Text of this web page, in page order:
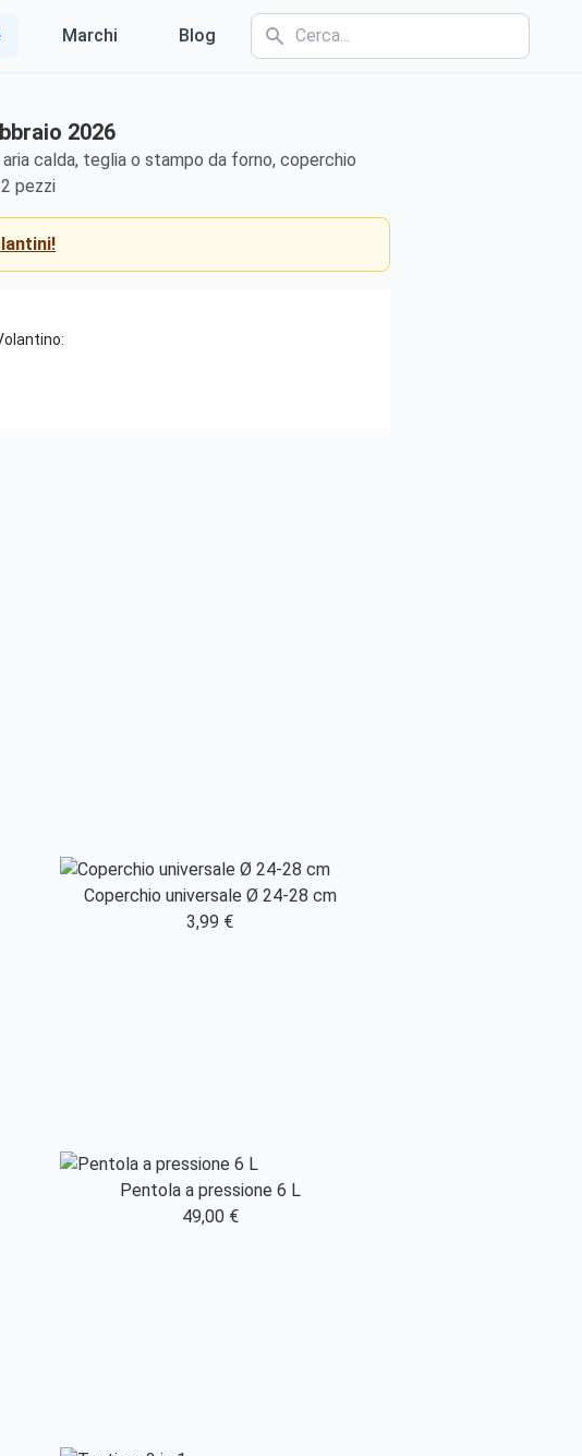
Marchi Blog
2026
calda, teglia o stampo da forno, coperchio
pezzi
Coperchio universale Ø 24-28 cm
3,99 €
Pentola a pressione 6 L
49,00 €